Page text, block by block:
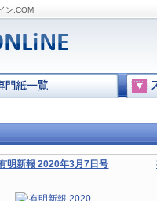
ン.COM
明新報 2020年3月7日号